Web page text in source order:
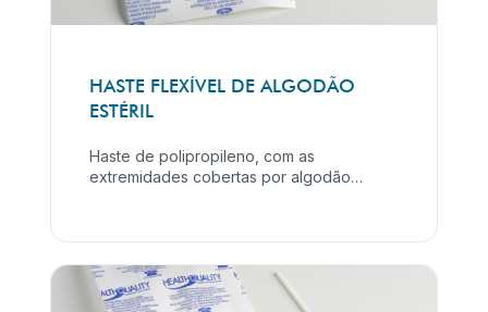
HASTE FLEXÍVEL DE ALGODÃO
ESTÉRIL
Haste de polipropileno, com as
extremidades cobertas por algodão
manutenção da esterilidade e a técnica
asséptica para abertura.